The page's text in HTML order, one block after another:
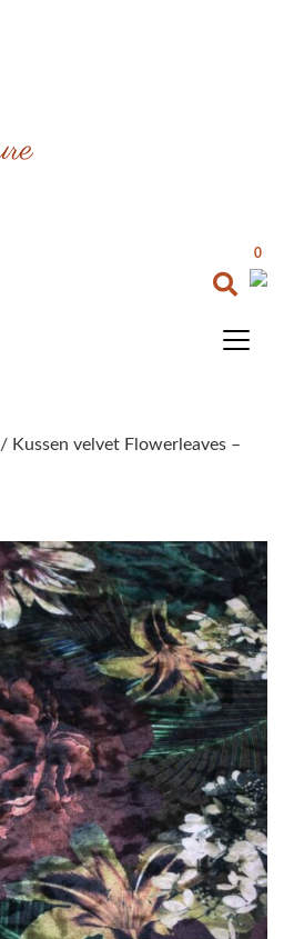
0
/ Kussen velvet Flowerleaves –